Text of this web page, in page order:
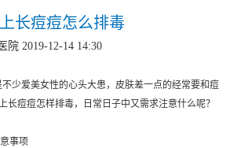
长痘痘怎么排毒
院 2019-12-14 14:30
爱美女性的心头大患，皮肤差一点的经常要和痘
长痘痘怎样排毒，日常日子中又需求注意什么呢？
事项​